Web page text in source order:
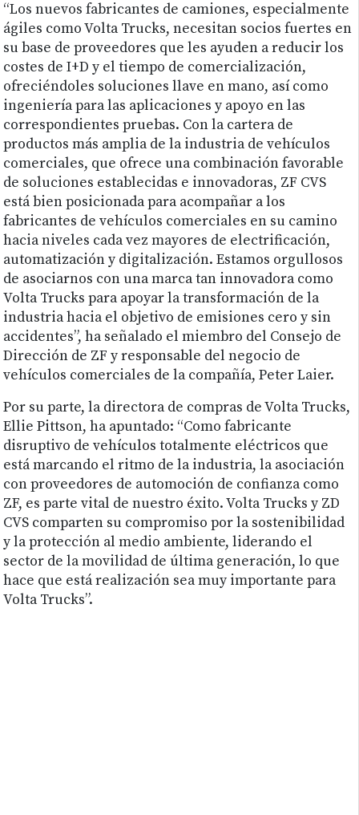
“Los nuevos fabricantes de camiones, especialmente
ágiles como Volta Trucks, necesitan socios fuertes en
su base de proveedores que les ayuden a reducir los
costes de I+D y el tiempo de comercialización,
ofreciéndoles soluciones llave en mano, así como
ingeniería para las aplicaciones y apoyo en las
correspondientes pruebas. Con la cartera de
productos más amplia de la industria de vehículos
comerciales, que ofrece una combinación favorable
de soluciones establecidas e innovadoras, ZF CVS
está bien posicionada para acompañar a los
fabricantes de vehículos comerciales en su camino
hacia niveles cada vez mayores de electrificación,
automatización y digitalización. Estamos orgullosos
de asociarnos con una marca tan innovadora como
Volta Trucks para apoyar la transformación de la
industria hacia el objetivo de emisiones cero y sin
accidentes”, ha señalado el miembro del Consejo de
Dirección de ZF y responsable del negocio de
vehículos comerciales de la compañía, Peter Laier.
Por su parte, la directora de compras de Volta Trucks,
Ellie Pittson, ha apuntado: “Como fabricante
disruptivo de vehículos totalmente eléctricos que
está marcando el ritmo de la industria, la asociación
con proveedores de automoción de confianza como
ZF, es parte vital de nuestro éxito. Volta Trucks y ZD
CVS comparten su compromiso por la sostenibilidad
y la protección al medio ambiente, liderando el
sector de la movilidad de última generación, lo que
hace que está realización sea muy importante para
Volta Trucks”.